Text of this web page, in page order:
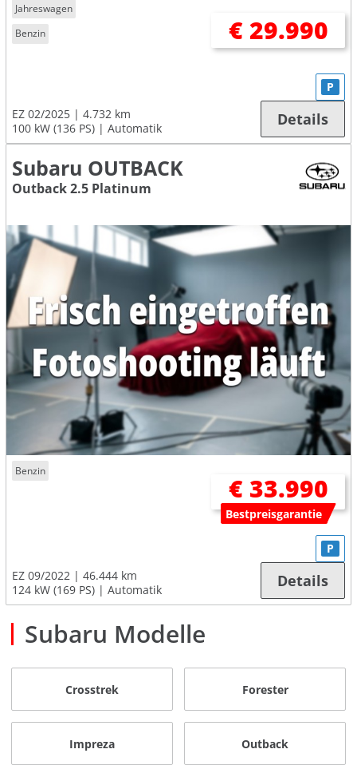
Jahreswagen
Benzin
€ 29.990
EZ 02/2025
4.732 km
100 kW (136 PS)
Automatik
P
Details
Subaru OUTBACK
Outback 2.5 Platinum
Benzin
€ 33.990
Bestpreisgarantie
EZ 09/2022
46.444 km
124 kW (169 PS)
Automatik
P
Details
Subaru Modelle
Crosstrek Forester
Impreza Outback